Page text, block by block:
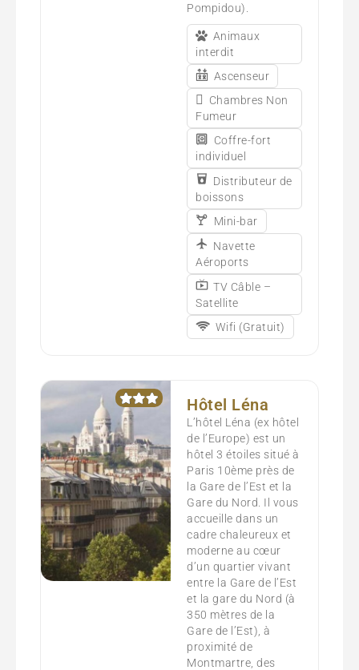
Pompidou).
Animaux
interdit
Ascenseur
Chambres Non
Fumeur
Coffre-fort
individuel
Distributeur de
boissons
Mini-bar
Navette
Aéroports
TV Câble –
Satellite
Wifi (Gratuit)
Hôtel Léna
L’hôtel Léna (ex hôtel
de l’Europe) est un
hôtel 3 étoiles situé à
Paris 10ème près de
la Gare de l’Est et la
Gare du Nord. Il vous
accueille dans un
cadre chaleureux et
moderne au cœur
d’un quartier vivant
entre la Gare de l’Est
et la gare du Nord (à
350 mètres de la
Gare de l’Est), à
proximité de
Montmartre, des